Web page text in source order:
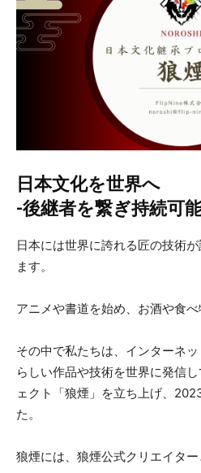
日本文化を世界へ
-後継者を繋ぎ持続可
日本には世界に誇れる匠の技術
ます。
アニメや書道を始め、お酒や食べ
その中で私たちは、インターネ
らしい作品や技術を世界に発信
ェクト「狼煙」を立ち上げ、
た。
狼煙には、狼煙公式クリエイター